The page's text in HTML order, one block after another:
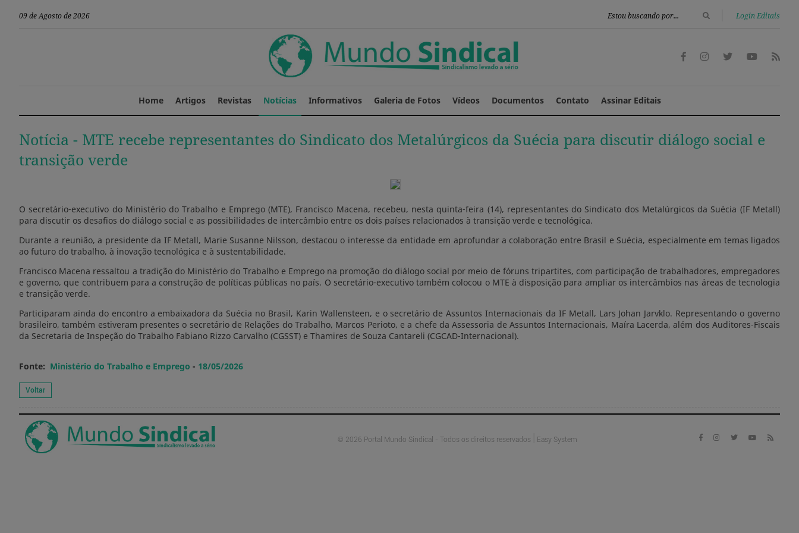
09 de Agosto de 2026 Login Editais
Home Artigos Revistas Notícias Informativos Galeria de Fotos Vídeos Documentos Contato Assinar Editais
Notícia - MTE recebe representantes do Sindicato dos Metalúrgicos da Suécia para discutir diálogo social e
transição verde
O secretário-executivo do Ministério do Trabalho e Emprego (MTE), Francisco Macena, recebeu, nesta quinta-feira (14), representantes do Sindicato dos Metalúrgicos da Suécia (IF Metall)
para discutir os desafios do diálogo social e as possibilidades de intercâmbio entre os dois países relacionados à transição verde e tecnológica.
Durante a reunião, a presidente da IF Metall, Marie Susanne Nilsson, destacou o interesse da entidade em aprofundar a colaboração entre Brasil e Suécia, especialmente em temas ligados
ao futuro do trabalho, à inovação tecnológica e à sustentabilidade.
Francisco Macena ressaltou a tradição do Ministério do Trabalho e Emprego na promoção do diálogo social por meio de fóruns tripartites, com participação de trabalhadores, empregadores
e governo, que contribuem para a construção de políticas públicas no país. O secretário-executivo também colocou o MTE à disposição para ampliar os intercâmbios nas áreas de tecnologia
e transição verde.
Participaram ainda do encontro a embaixadora da Suécia no Brasil, Karin Wallensteen, e o secretário de Assuntos Internacionais da IF Metall, Lars Johan Jarvklo. Representando o governo
brasileiro, também estiveram presentes o secretário de Relações do Trabalho, Marcos Perioto, e a chefe da Assessoria de Assuntos Internacionais, Maíra Lacerda, além dos Auditores-Fiscais
da Secretaria de Inspeção do Trabalho Fabiano Rizzo Carvalho (CGSST) e Thamires de Souza Cantareli (CGCAD-Internacional).
Fonte: Ministério do Trabalho e Emprego - 18/05/2026
© 2026 Portal Mundo Sindical - Todos os direitos reservados Easy System